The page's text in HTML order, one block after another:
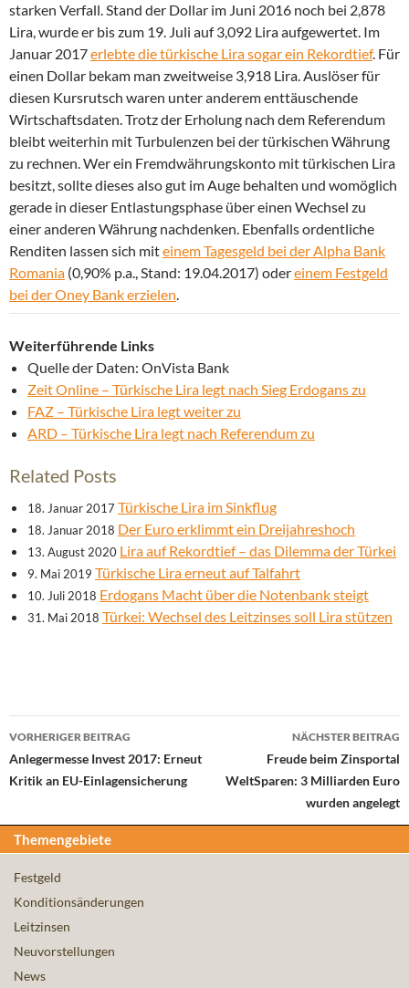
starken Verfall. Stand der Dollar im Juni 2016 noch bei 2,878
Lira, wurde er bis zum 19. Juli auf 3,092 Lira aufgewertet. Im
Januar 2017erlebte die türkische Lira sogar ein Rekordtief. Für
einen Dollar bekam man zweitweise 3,918 Lira. Auslöser für
diesen Kursrutsch waren unter anderem enttäuschende
Wirtschaftsdaten. Trotz der Erholung nach dem Referendum
bleibt weiterhin mit Turbulenzen bei der türkischen Währung
zu rechnen. Wer ein Fremdwährungskonto mit türkischen Lira
besitzt, sollte dieses also gut im Auge behalten und womöglich
gerade in dieser Entlastungsphase über einen Wechsel zu
einer anderen Währung nachdenken. Ebenfalls ordentliche
Renditen lassen sich miteinem Tagesgeld bei der Alpha Bank
Romania (0,90% p.a., Stand: 19.04.2017) odereinem Festgeld
bei der Oney Bank erzielen.
Weiterführende Links
Quelle der Daten: OnVista Bank
Zeit Online – Türkische Lira legt nach Sieg Erdogans zu
FAZ – Türkische Lira legt weiter zu
ARD – Türkische Lira legt nach Referendum zu
Related Posts
18. Januar 2017 Türkische Lira im Sinkflug
18. Januar 2018 Der Euro erklimmt ein Dreijahreshoch
13. August 2020 Lira auf Rekordtief – das Dilemma der Türkei
9. Mai 2019 Türkische Lira erneut auf Talfahrt
10. Juli 2018 Erdogans Macht über die Notenbank steigt
31. Mai 2018 Türkei: Wechsel des Leitzinses soll Lira stützen
Beitrags-
Navigation
VORHERIGER BEITRAG
Anlegermesse Invest 2017: Erneut
Kritik an EU-Einlagensicherung
NÄCHSTER BEITRAG
Freude beim Zinsportal
WeltSparen: 3 Milliarden Euro
wurden angelegt
Themengebiete
Festgeld
Konditionsänderungen
Leitzinsen
Neuvorstellungen
News